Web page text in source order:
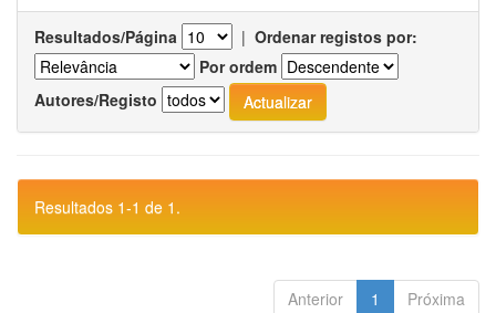
Resultados/Página | Ordenar registos por:
Por ordem
Autores/Registo
Resultados 1-1 de 1.
Anterior 1 Próxima